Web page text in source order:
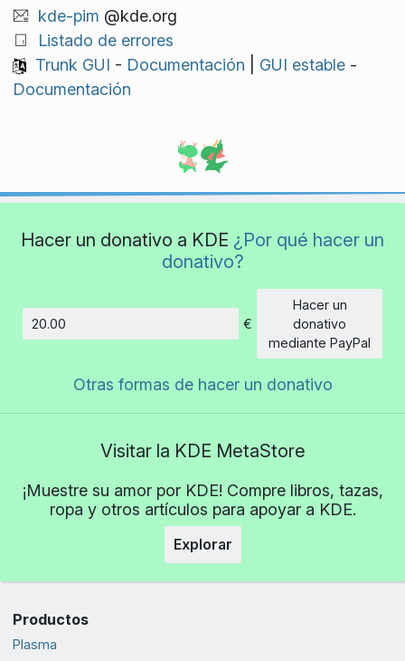
kde-pim @kde.org
Listado de errores
Trunk GUI - Documentación GUI estable-
Documentación
Hacer un donativo a KDE ¿Por qué hacer un
donativo?
Cantidad
€
Hacer un
donativo
mediante PayPal
Otras formas de hacer un donativo
Visitar la KDE MetaStore
¡Muestre su amor por KDE! Compre libros, tazas,
ropa y otros artículos para apoyar a KDE.
Explorar
Productos
Plasma